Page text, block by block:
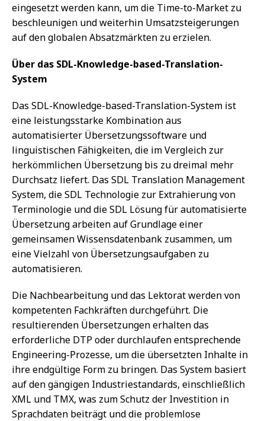
eingesetzt werden kann, um die Time-to-Market zu
beschleunigen und weiterhin Umsatzsteigerungen
auf den globalen Absatzmärkten zu erzielen.
Über das SDL-Knowledge-based-Translation-
System
Das SDL-Knowledge-based-Translation-System ist
eine leistungsstarke Kombination aus
automatisierter Übersetzungssoftware und
linguistischen Fähigkeiten, die im Vergleich zur
herkömmlichen Übersetzung bis zu dreimal mehr
Durchsatz liefert. Das SDL Translation Management
System, die SDL Technologie zur Extrahierung von
Terminologie und die SDL Lösung für automatisierte
Übersetzung arbeiten auf Grundlage einer
gemeinsamen Wissensdatenbank zusammen, um
eine Vielzahl von Übersetzungsaufgaben zu
automatisieren.
Die Nachbearbeitung und das Lektorat werden von
kompetenten Fachkräften durchgeführt. Die
resultierenden Übersetzungen erhalten das
erforderliche DTP oder durchlaufen entsprechende
Engineering-Prozesse, um die übersetzten Inhalte in
ihre endgültige Form zu bringen. Das System basiert
auf den gängigen Industriestandards, einschließlich
XML und TMX, was zum Schutz der Investition in
Sprachdaten beiträgt und die problemlose